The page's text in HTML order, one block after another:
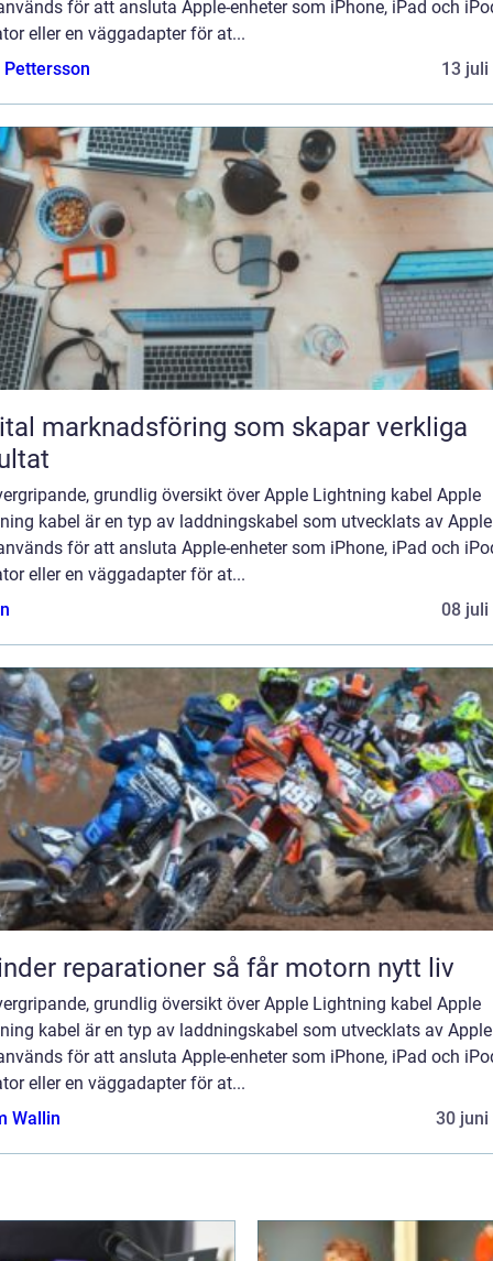
för att ansluta Apple-enheter som iPhone, iPad och
eller en väggadapter för at...
13 juli
marknadsföring som skapar verkliga
grundlig översikt över Apple Lightning kabel Apple
kabel är en typ av laddningskabel som utvecklats av
för att ansluta Apple-enheter som iPhone, iPad och
eller en väggadapter för at...
08 juli
Cylinder reparationer så får motorn nytt liv
grundlig översikt över Apple Lightning kabel Apple
kabel är en typ av laddningskabel som utvecklats av
för att ansluta Apple-enheter som iPhone, iPad och
eller en väggadapter för at...
Wallin
30 juni